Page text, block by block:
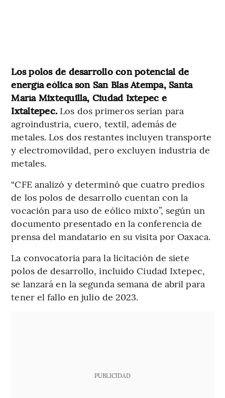
Los polos de desarrollo con potencial de
energía eólica son San Blas Atempa, Santa
María Mixtequilla, Ciudad Ixtepec e
Ixtaltepec. Los dos primeros serían para
agroindustria, cuero, textil, además de
metales. Los dos restantes incluyen transporte
y electromovildad, pero excluyen industria de
metales.
“CFE analizó y determinó que cuatro predios
de los polos de desarrollo cuentan con la
vocación para uso de eólico mixto”, según un
documento presentado en la conferencia de
prensa del mandatario en su visita por Oaxaca.
La convocatoria para la licitación de siete
polos de desarrollo, incluido Ciudad Ixtepec,
se lanzará en la segunda semana de abril para
tener el fallo en julio de 2023.
PUBLICIDAD